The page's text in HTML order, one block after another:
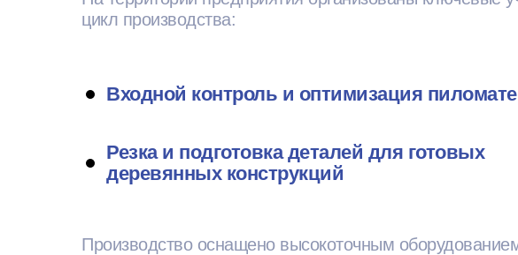
цикл производства:
Входной контроль и оптимизация
Резка и подготовка деталей для готовых
деревянных конструкций
Производство оснащено высокоточным